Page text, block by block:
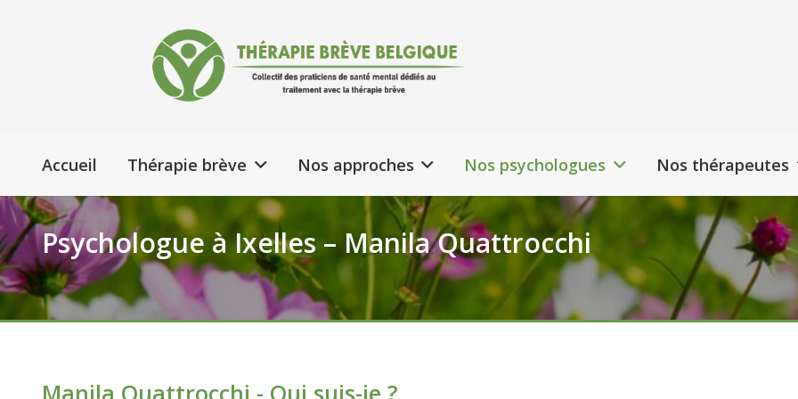
Accueil Thérapie brève Nos approches Nos psychologues Nos thérapeutes
Psychologue à Ixelles – Manila Quattrocchi
Manila Quattrocchi - Qui suis-je ?